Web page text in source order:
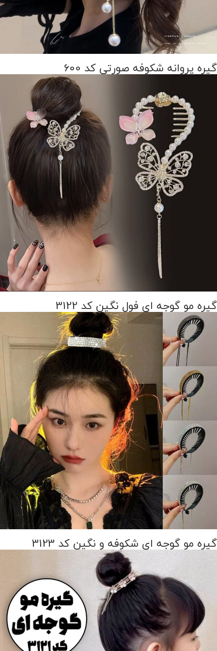
گیره پروانه شکوفه صورتی کد 600
گیره مو گوجه ای فول نگین کد 3122
گیره مو گوجه ای شکوفه و نگین کد 3123